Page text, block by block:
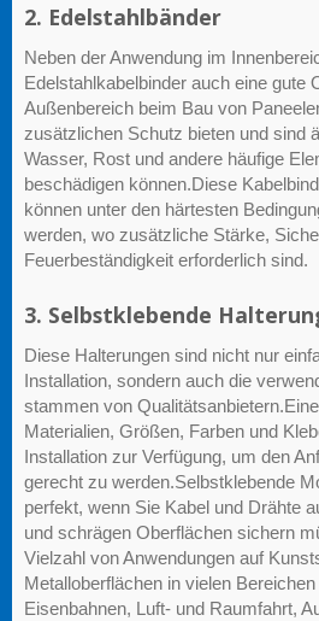
2. Edelstahlbänder
Neben der Anwendung im
Edelstahlkabelbinder auch eine gute
Außenbereich beim Bau von
zusätzlichen Schutz bieten und sind
Wasser, Rost und andere häufige
beschädigen können.Diese
können unter den härtesten
werden, wo zusätzliche Stärke,
Feuerbeständigkeit erforderlich sind.
3. Selbstklebende
Diese Halterungen sind nicht nur
Installation, sondern auch die
stammen von
Materialien, Größen, Farben und
Installation zur Verfügung, um den
gerecht zu werden.Selbstklebende
perfekt, wenn Sie Kabel und Drähte
und schrägen Oberflächen sichern
Vielzahl von Anwendungen auf
Metalloberflächen in vielen
Eisenbahnen, Luft- und Raumfahrt,